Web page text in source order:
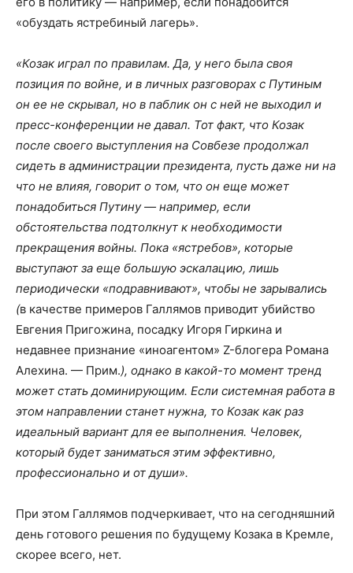
«обуздать ястребиный лагерь».
«Козак играл по правилам. Да, у него была своя
позиция по войне, и в личных разговорах с Путиным
он ее не скрывал, но в паблик он с ней не выходил и
пресс-конференции не давал. Тот факт, что Козак
после своего выступления на Совбезе продолжал
сидеть в администрации президента, пусть даже ни на
что не влияя, говорит о том, что он еще может
понадобиться Путину — например, если
обстоятельства подтолкнут к необходимости
прекращения войны. Пока «ястребов», которые
выступают за еще большую эскалацию, лишь
периодически «подравнивают», чтобы не зарывались
(в качестве примеров Галлямов приводит убийство
Евгения Пригожина, посадку Игоря Гиркина и
недавнее признание «иноагентом» Z-блогера Романа
Алехина. — Прим.), однако в какой-то момент тренд
может стать доминирующим. Если системная работа в
этом направлении станет нужна, то Козак как раз
идеальный вариант для ее выполнения. Человек,
который будет заниматься этим эффективно,
профессионально и от души».
При этом Галлямов подчеркивает, что на сегодняшний
день готового решения по будущему Козака в Кремле,
скорее всего, нет.